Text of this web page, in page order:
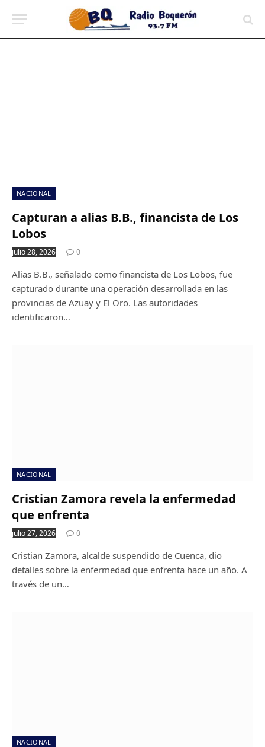
NACIONAL
Capturan a alias B.B., financista de Los
Lobos
julio 28, 2026 0
Alias B.B., señalado como financista de Los Lobos, fue
capturado durante una operación desarrollada en las
provincias de Azuay y El Oro. Las autoridades
identificaron…
NACIONAL
Cristian Zamora revela la enfermedad
que enfrenta
julio 27, 2026 0
Cristian Zamora, alcalde suspendido de Cuenca, dio
detalles sobre la enfermedad que enfrenta hace un año. A
través de un…
NACIONAL